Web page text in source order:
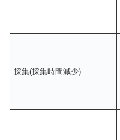
採集(採集時間減少)